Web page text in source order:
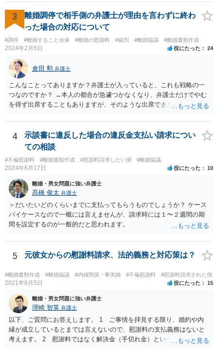
題となっているケースや、目撃者として就業先の従業員がおり、目撃
者に証言してもらうことが必要になるケースなどでは、裁判の追行
上、就業先に協力を仰がなければならない場合や、就業先の従業員に
協力を仰がなければならない場合があります。 また、仮に訴訟におい
ていくらかの賠償が認められたとして、被告がこれを任意に支払わな
い場合は、強制執行を申し立てることで債権の回収を図ることができ
ます。 例えば、被告の給料を差し押さえる場合には、裁判所から被告
の就業先に文書が送付されますので、訴訟が起こったことを事後的に
就業先が覚知することになります。 警察への被害届の提出というの
は、必須ではありません。 ただ、当然ながら強制わいせつを行ったこ
との証拠がなければ、民事訴訟で勝訴することはできません。
3
離婚調停で相手側の弁護士が理由を言わずに終わ
った場合の対応について
#調停 #離婚すること自体 #離婚の慰謝料 #裁判 #離婚協議 #離婚書類作成
2024年2月5日 役にたった 24
倉田 勲 弁護士
こんなことってありますか？弁護士が入っていると、これも戦略の一
つなのですか？ →本人の都合が急遽つかなくなり、弁護士だけでやむ
を得ず出席することもありますが、そのような出席できない理由がな
えて弁護士だけで出席する戦略は聞いたことはありません。
4
示談書に違反した場合の違反金支払い請求につい
ての相談
#不倫慰謝料 #離婚書類作成 #慰謝料請求したい側 #離婚協議
2024年6月17日 役にたった 10
離婚・男女問題に強い弁護士
髙橋 俊太 弁護士
＞だいたいどのくらいまでに支払ってもらうものでしょうか？ ケース
バイケースなので一概には言えませんが、請求時には１〜２週間の期
間を設定するのが一般的だと思われます。
5 元彼女からの慰謝料請求、法的義務と対応策は？
#離婚書類作成 #離婚協議 #内縁関係・事実婚 #不倫慰謝料 #慰謝料請求された側
2021年8月5日 役にたった 15
離婚・男女問題に強い弁護士
理崎 智英 弁護士
以下、ご質問にお答えします。 1 ご事情を拝見する限り、婚約や内
縁が成立しているとまでは言えないので、慰謝料の支払義務はないと
考えます。 2 慰謝料ではなく解決金（手切れ金）という名目で数十